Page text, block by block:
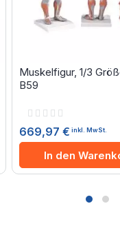
Muskelfigur, 1/3
B59
Rating:
669,97 € inkl. MwSt.
In den